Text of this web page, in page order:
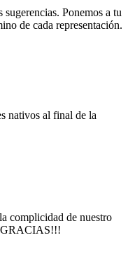
Ponemos a tu
de cada representación.
nativos al final de la
complicidad de nuestro